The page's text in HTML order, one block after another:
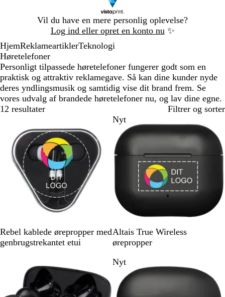
Vil du have en mere personlig oplevelse?
Log ind eller opret en konto nu ✨
1
HjemReklameartiklerTeknologi
Høretelefoner
Personligt tilpassede høretelefoner fungerer godt som en
praktisk og attraktiv reklamegave. Så kan dine kunder nyde
deres yndlingsmusik og samtidig vise dit brand frem. Se
vores udvalg af brandede høretelefoner nu, og lav dine egne.
12 resultater
Filtrer og sorter
S
o
H
v
Rebel kablede ørepropper med
genbrugstrekantet etui
Nyt
S
o
t
H
v
d
Altais True Wireless
ørepropper
Nyt